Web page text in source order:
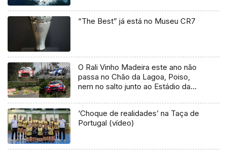
“The Best” já está no Museu CR7
O Rali Vinho Madeira este ano não
passa no Chão da Lagoa, Poiso,
nem no salto junto ao Estádio da
grandes concentrações de público
‘Choque de realidades’ na Taça de
Portugal (vídeo)